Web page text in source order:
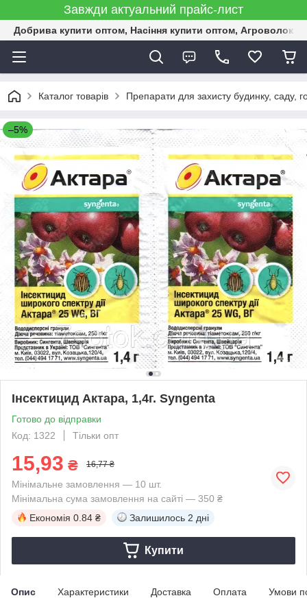
Завжди актуальний прайс-лист
Добрива купити оптом, Насіння купити оптом,
Каталог товарів Препарати для захисту будинку, саду,
–5%
Інсектицид Актара, 1,4г. Syngenta
Готово до відправки
Код: 1322
Тільки опт
15,93 ₴ 16,77 ₴
Мінімальне замовлення — 10 шт.
Мінімальна сума замовлення на сайті — 350 ₴
Економія 0.84 ₴ Залишилось 2 дні
Купити
Опис Характеристики Доставка Оплата Умови